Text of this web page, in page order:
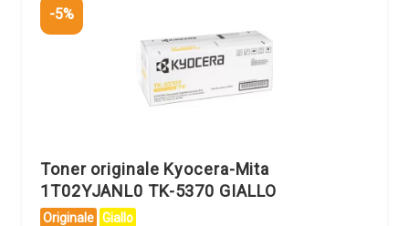
-5%
Toner originale Kyocera-Mita
1T02YJANL0 TK-5370 GIALLO
Originale Giallo